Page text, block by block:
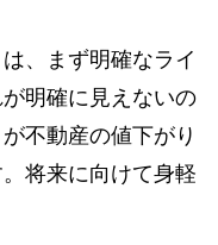
、まず明確なライ
明確に見えないの
不動産の値下がり
将来に向けて身軽